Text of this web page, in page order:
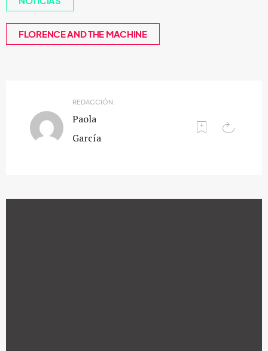
FLORENCE AND THE MACHINE
REDACCIÓN:
Paola
García